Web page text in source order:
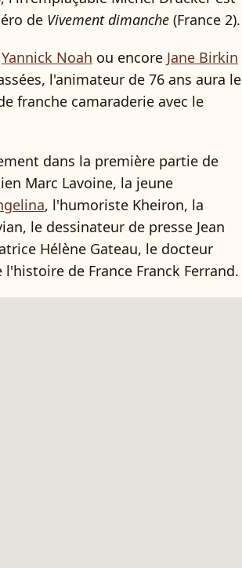
de Vivement dimanche (France 2).
Yannick Noah ou encore Jane Birkin
l'animateur de 76 ans aura le
franche camaraderie avec le
dans la première partie de
Marc Lavoine, la jeune
, l'humoriste Kheiron, la
le dessinateur de presse Jean
Hélène Gateau, le docteur
de France Franck Ferrand.